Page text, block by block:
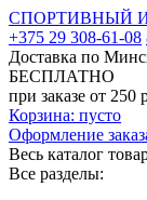
СПОРТИВНЫЙ
+375 29 308-61-08
Доставка по
БЕСПЛАТНО
при заказе от 250
Корзина: пусто
Оформление
Весь каталог
Все разделы: